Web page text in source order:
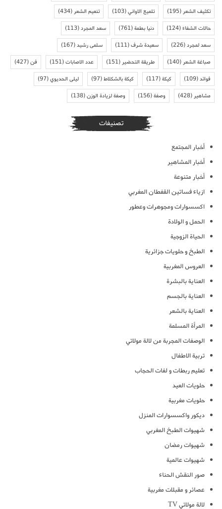
تكثيف الشعر(195) تلميع الاواني(103) تنعيم الشعر(434)
حالات الشفاء(124) دنيا بطمة(761) سعد المجرد(113)
سعد لمجرد(226) سعيدة شرف(111) سلمى رشيد(167)
صباغة الشعر(140) طريقة التحضير(151) عدد الاصابات(151) فن(427)
فوائد(109) كيكة(117) كيكة بالشكلاط(97) ليلى الحديوي(97)
مشاهير(428) وصفة(156) وصفة لزيادة الوزن(138)
تصنيفات
أخبار المجتمع
أخبار المشاهير
أخبار متنوعة
ازياء فساتين القفطان المغربي
اكسسوارات ومجوهرات وعطور
الحمل و الولادة
الحياة الزوجية
الطبخ و حلويات جزائرية
العروس المغربية
العناية بالبشرة
العناية بالجسم
العناية بالشعر
المرأة المسلمة
الوصفات المجربة من لالة مولاتي
تربية الاطفال
تعليم ربطات و لفات الحجاب
حلويات العيد
حلويات مغربية
ديكور واكسسوارات المنزل
شهيوات الطبخ المغربي
شهيوات رمضان
شهيوات عالمية
صور النقش الحناء
عصائر و مقبلات مغربية
لالة مولاتي TV